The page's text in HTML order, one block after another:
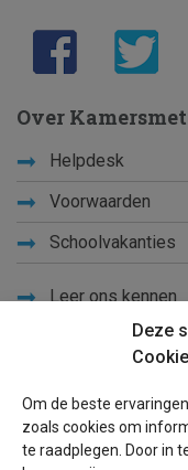
Deze
Om de beste
zoals cookies om
te raadplegen. Door in
Over
Helpdesk
Voorwaarden
Schoolvakanties
Leer ons kennen
Sitemap
Blog